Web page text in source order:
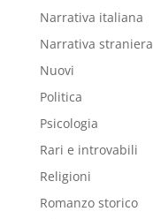
Narrativa italiana
Narrativa straniera
Nuovi
Politica
Psicologia
Rari e introvabili
Religioni
Romanzo storico